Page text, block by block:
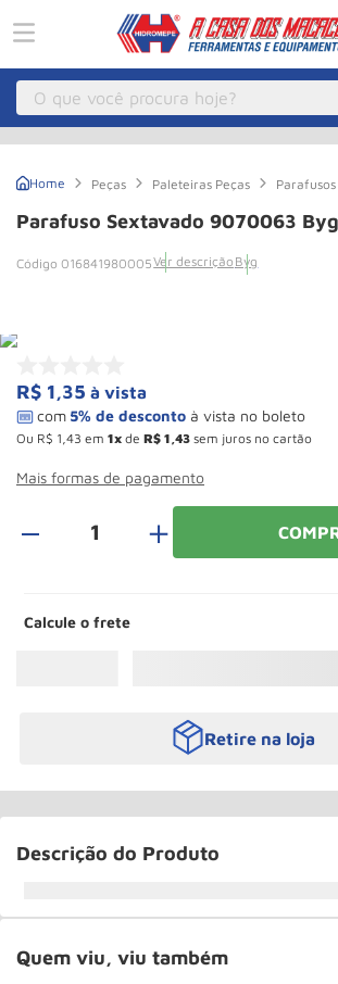
O que você procura hoje?
Peças Paleteiras Peças Parafusos
Parafuso Sextavado 9070063 Byg
016841980005Ver descrição Byg
R$ 1,35 à vista
Ou R$ 1 43 em 1 de R$ 1 43 sem juros no cartão
Mais formas de pagamento
＋
Calcule o frete
Retire na loja
Descrição do Produto
Quem viu, viu também
Guincho Eletrico
3 Macaco Hidraulico
4º Guincho
7 Macaco
8º Talha